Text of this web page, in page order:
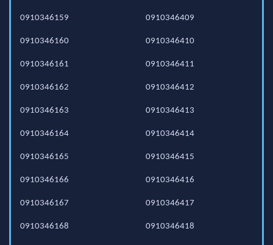
0910346159
0910346160
0910346161
0910346162
0910346163
0910346164
0910346165
0910346166
0910346167
0910346168
0910346409
0910346410
0910346411
0910346412
0910346413
0910346414
0910346415
0910346416
0910346417
0910346418